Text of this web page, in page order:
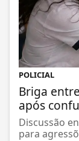
POLICIAL
Briga
após
Discussão
para